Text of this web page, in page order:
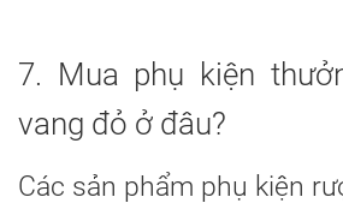
7. Mua phụ kiện
vang đỏ ở đâu?
Các sản phẩm phụ kiện